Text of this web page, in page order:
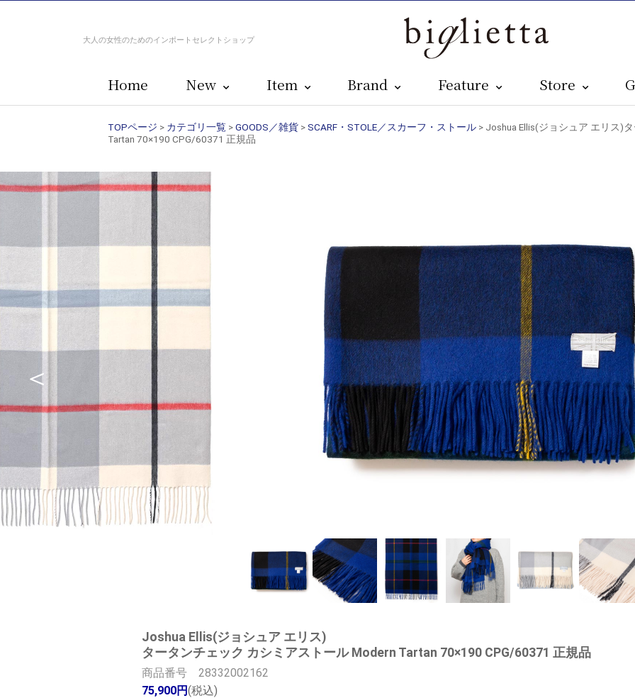
大人の女性のためのインポートセレクトショップ
Home New Item Brand Feature Store
TOPページ > カテゴリ一覧 >GOODS／雑貨 >SCARF・STOLE／スカーフ・ストール > Joshua Ellis(ジョシュア エリス)
Tartan 70×190 CPG/60371 正規品
Joshua Ellis(ジョシュア エリス)
タータンチェック カシミアストール Modern Tartan 70×190 CPG/60371 正規品
商品番号 28332002162
75,900円(税込)